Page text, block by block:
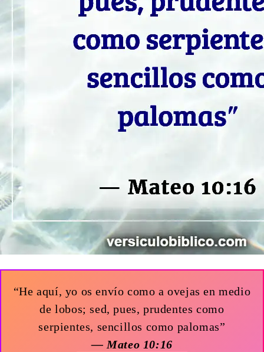
“He aquí, yo os envío como a ovejas en medio
de lobos; sed, pues, prudentes como
serpientes, sencillos como palomas”
— Mateo 10:16